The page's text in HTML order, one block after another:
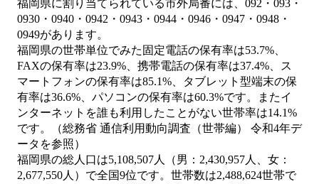
福岡県に割り当てられている市外局番には、092・093・
0930・0940・0942・0943・0944・0946・0947・0948・
0949があります。
福岡県の世帯単位でみた固定電話の保有率は53.7%、
FAXの保有率は23.9%、携帯電話の保有率は37.4%、ス
マートフォンの保有率は85.1%、タブレット型端末の保
有率は36.6%、パソコンの保有率は60.3%です。またイ
ンターネットを誰も利用したことがない世帯率は14.1%
です。（総務省 通信利用動向調査（世帯編） 令和4年デ
ータを参照）
福岡県の総人口は5,108,507人（男：2,430,957人、女：
2,677,550人）で全国9位です。世帯数は2,488,624世帯で